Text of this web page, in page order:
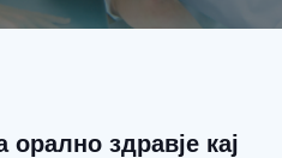
здравје кај